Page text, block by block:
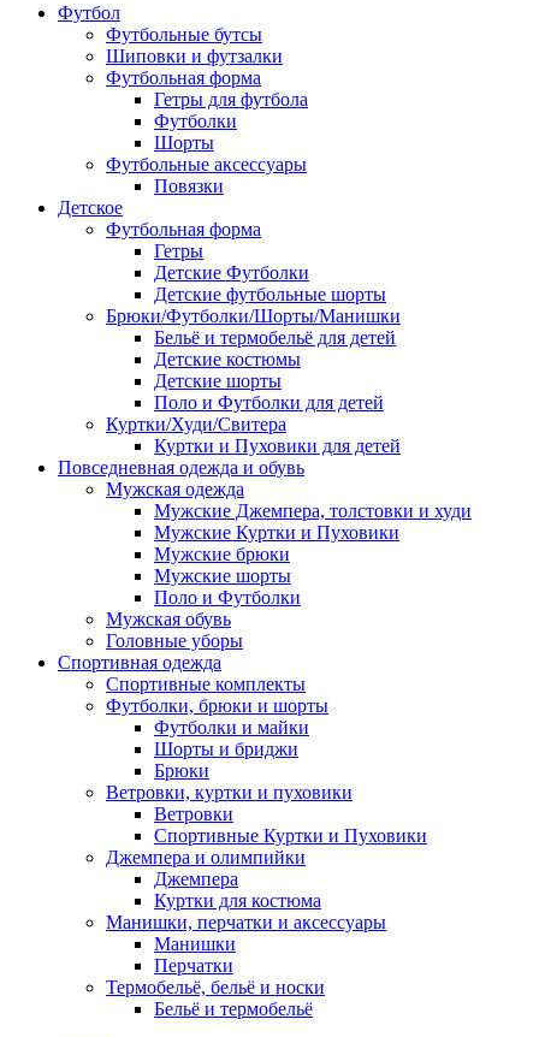
Футбол
Футбольные бутсы
Шиповки и футзалки
Футбольная форма
Гетры для футбола
Футболки
Шорты
Футбольные аксессуары
Повязки
Детское
Футбольная форма
Гетры
Детские Футболки
Детские футбольные шорты
Брюки/Футболки/Шорты/Манишки
Бельё и термобельё для детей
Детские костюмы
Детские шорты
Поло и Футболки для детей
Куртки/Худи/Свитера
Куртки и Пуховики для детей
Повседневная одежда и обувь
Мужская одежда
Мужские Джемпера, толстовки и худи
Мужские Куртки и Пуховики
Мужские брюки
Мужские шорты
Поло и Футболки
Мужская обувь
Головные уборы
Спортивная одежда
Спортивные комплекты
Футболки, брюки и шорты
Футболки и майки
Шорты и бриджи
Брюки
Ветровки, куртки и пуховики
Ветровки
Спортивные Куртки и Пуховики
Джемпера и олимпийки
Джемпера
Куртки для костюма
Манишки, перчатки и аксессуары
Манишки
Перчатки
Термобельё, бельё и носки
Бельё и термобельё